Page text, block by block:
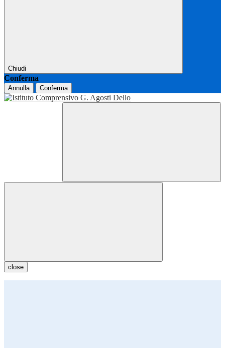
Chiudi
Conferma
Annulla Conferma
close